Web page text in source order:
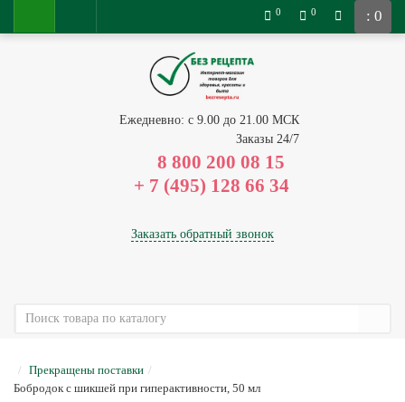
: 0
0 0
Ежедневно: с 9.00 до 21.00 МСК
Заказы 24/7
8 800 200 08 15
Заказать обратный звонок
Прекращены поставки
Бобродок с шикшей при гиперактивности, 50 мл